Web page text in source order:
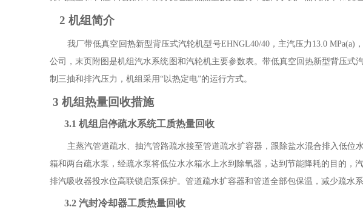
2 机组简介
我厂带低真空回热新型背压式汽轮机型号EHNGL40/40，主汽压力 13.0 MPa(a)
公司，末页附图是机组汽水系统图和汽轮机主要参数表。带低真空回热新型背压式
制三抽和排汽压力，机组采用“以热定电”的运行方式。
3 机组热量回收措施
3.1 机组启停疏水系统工质热量回收
主蒸汽管道疏水、抽汽管路疏水接至管道疏水扩容器，跟除盐水混合排入低位
箱和两台疏水泵，经疏水泵将低位水水箱水上水到除氧器，达到节能降耗的目的
排汽吸收器投水位高联锁启泵保护。管道疏水扩容器和管道全部包保温，减少疏水
3.2 汽封冷却器工质热量回收